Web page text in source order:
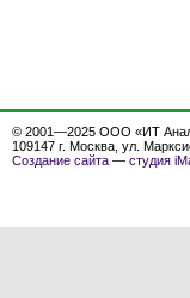
© 2001—2025 ООО «ИТ
109147 г. Москва, ул.
Создание сайта — студия